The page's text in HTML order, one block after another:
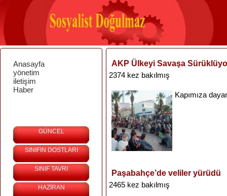
Anasayfa
yönetim
iletişim
Haber
GÜNCEL
SINIFIN DOSTLARI
SINIF TAVRI
HAZİRAN
AKP Ülkeyi Savaşa
2374 kez bakılmış
Kapımıza
Paşabahçe’de veliler yürüdü
2465 kez bakılmış